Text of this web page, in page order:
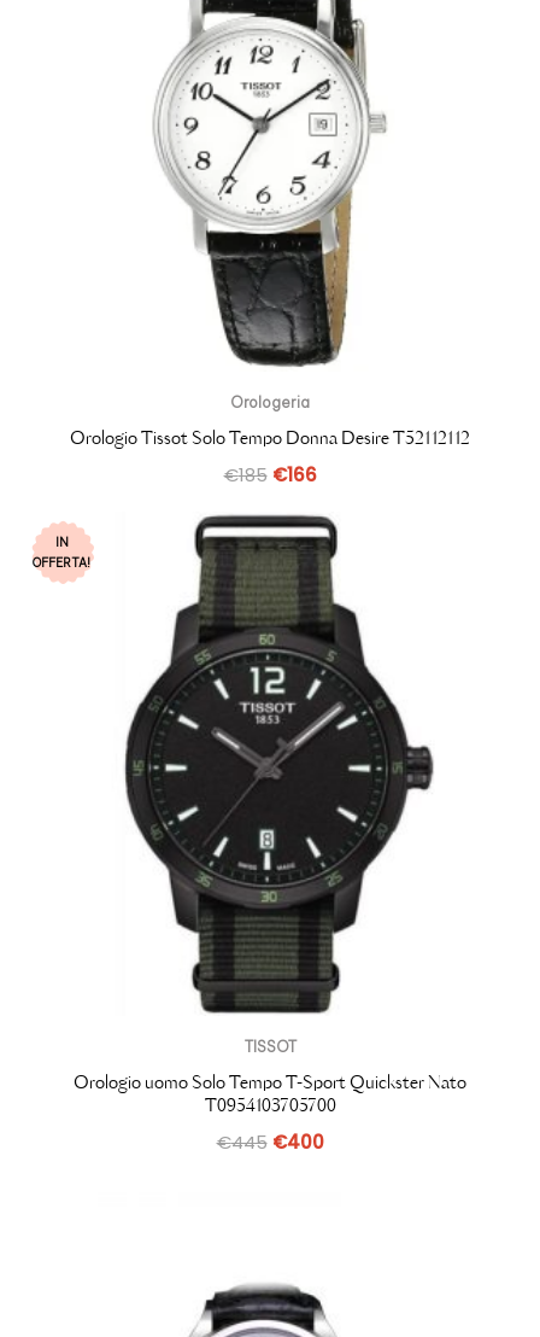
Orologeria
Orologio Tissot Solo Tempo Donna Desire T52112112
€185 €166
IN
OFFERTA!
TISSOT
Orologio uomo Solo Tempo T-Sport Quickster Nato
T0954103705700
€445 €400